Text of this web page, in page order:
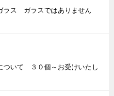
ラス ガラスではありません
ついて ３０個～お受けいたし